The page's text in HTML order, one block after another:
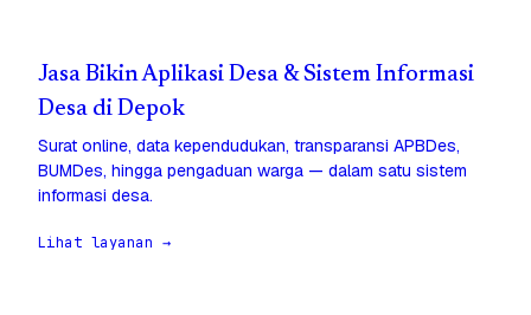
Jasa Bikin Aplikasi Desa & Sistem Informasi
Desa di Depok
Surat online, data kependudukan, transparansi APBDes,
BUMDes, hingga pengaduan warga — dalam satu sistem
informasi desa.
Lihat layanan →